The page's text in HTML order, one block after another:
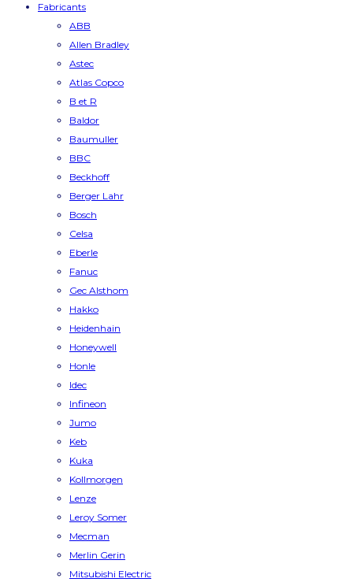
Fabricants
ABB
Allen Bradley
Astec
Atlas Copco
B et R
Baldor
Baumuller
BBC
Beckhoff
Berger Lahr
Bosch
Celsa
Eberle
Fanuc
Gec Alsthom
Hakko
Heidenhain
Honeywell
Honle
Idec
Infineon
Jumo
Keb
Kuka
Kollmorgen
Lenze
Leroy Somer
Mecman
Merlin Gerin
Mitsubishi Electric